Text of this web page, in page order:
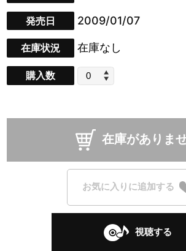
発売日 2009/01/07
在庫状況 在庫なし
購入数
在庫がありま
お気に入りに追加する
視聴する